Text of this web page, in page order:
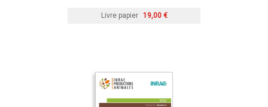
Livre papier 19,00 €